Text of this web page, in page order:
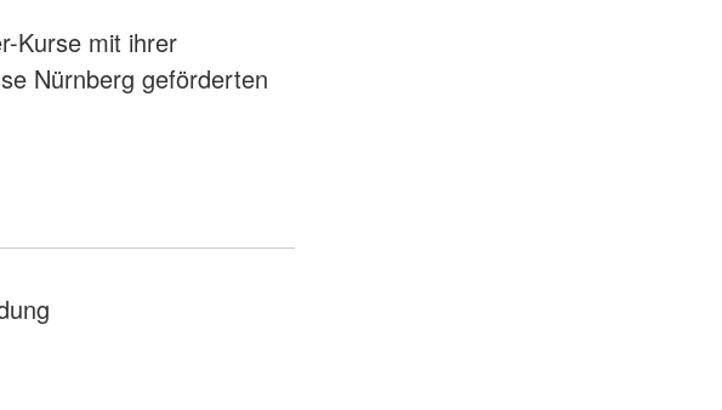
Kurse mit ihrer
Nürnberg geförderten